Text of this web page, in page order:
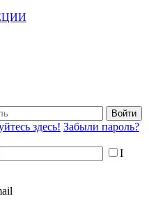
Войти
здесь! Забыли пароль?
I